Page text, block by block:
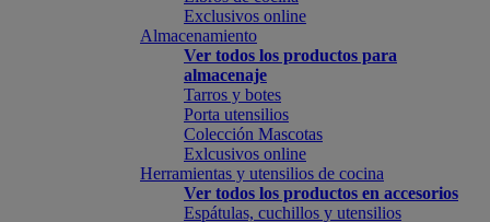
Exclusivos online
Almacenamiento
Ver todos los productos para
almacenaje
Tarros y botes
Porta utensilios
Colección Mascotas
Exlcusivos online
Herramientas y utensilios de cocina
Ver todos los productos en accesorios
Espátulas, cuchillos y utensilios